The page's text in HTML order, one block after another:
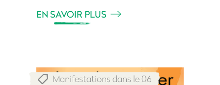
EN SAVOIR PLUS
Manifestations dans le 06